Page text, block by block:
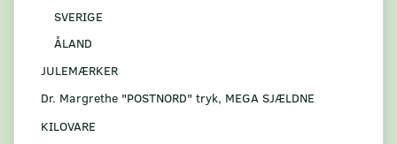
SVERIGE
ÅLAND
JULEMÆRKER
Dr. Margrethe "POSTNORD" tryk, MEGA SJÆLDNE
KILOVARE